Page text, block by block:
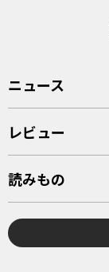
ニュース
レビュー
読みもの